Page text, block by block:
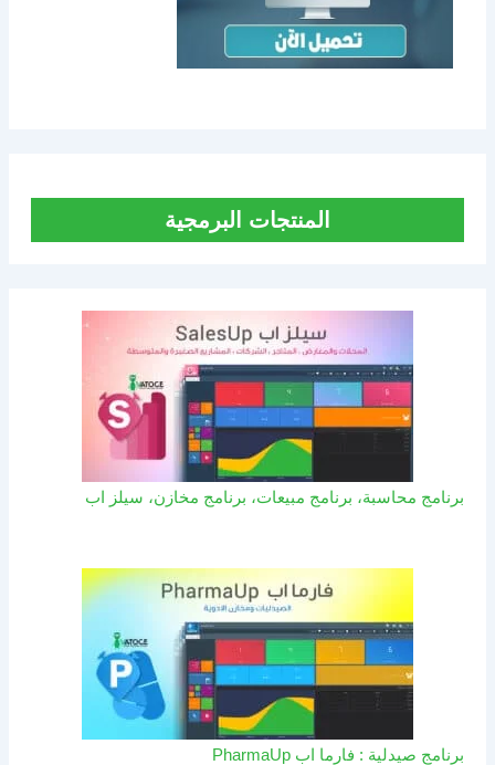
المنتجات البرمجية
برنامج محاسبة، برنامج مبيعات، برنامج مخازن، سيلز اب
برنامج صيدلية : فارما اب PharmaUp​